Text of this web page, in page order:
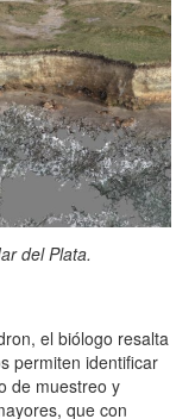
del Plata.
el biólogo resalta
permiten identificar
de muestreo y
que con